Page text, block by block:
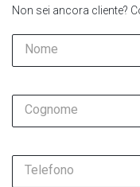
Non sei ancora cliente?
Nome
Cognome
Telefono